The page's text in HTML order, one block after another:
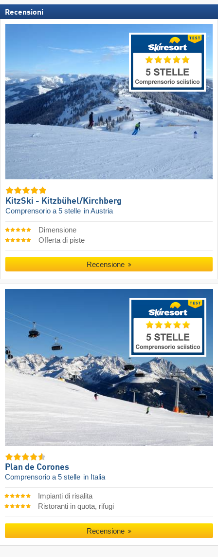
Recensioni
KitzSki - Kitzbühel/​Kirchberg
Comprensorio a 5 stelle in Austria
Dimensione
Offerta di piste
Recensione
Plan de Corones
Comprensorio a 5 stelle in Italia
Impianti di risalita
Ristoranti in quota, rifugi
Recensione